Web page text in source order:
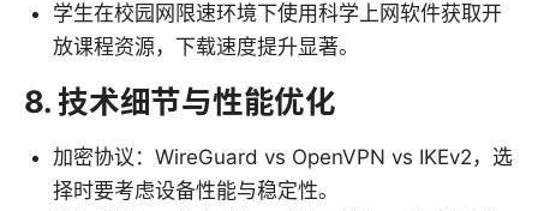
学生在校园网限速环境下使用科学上网软件获取开
放课程资源，下载速度提升显著。
8. 技术细节与性能优化
加密协议：WireGuard vs OpenVPN vs IKEv2，选
择时要考虑设备性能与稳定性。